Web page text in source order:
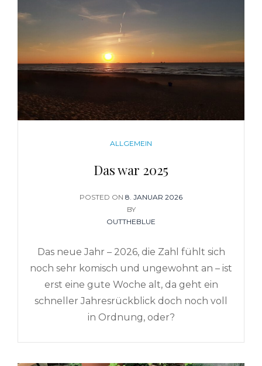
CATEGORIES
ALLGEMEIN
Das war 2025
POSTED ON POSTED
ON
8. JANUAR 2026
BY
OUTTHEBLUE
Das neue Jahr – 2026, die Zahl fühlt sich
noch sehr komisch und ungewohnt an – ist
erst eine gute Woche alt, da geht ein
schneller Jahresrückblick doch noch voll
in Ordnung, oder?